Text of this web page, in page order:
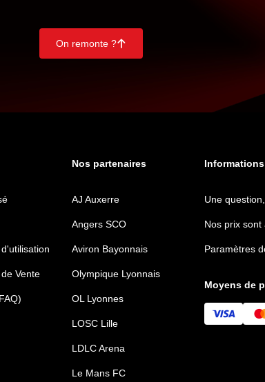
On remonte ?􀄨
Nos partenaires Informations
Vente
AJ Auxerre
Angers SCO
Aviron Bayonnais
Olympique Lyonnais
OL Lyonnes
LOSC Lille
LDLC Arena
Le Mans FC
Une
Nos prix sont
Paramètres
Moyens de